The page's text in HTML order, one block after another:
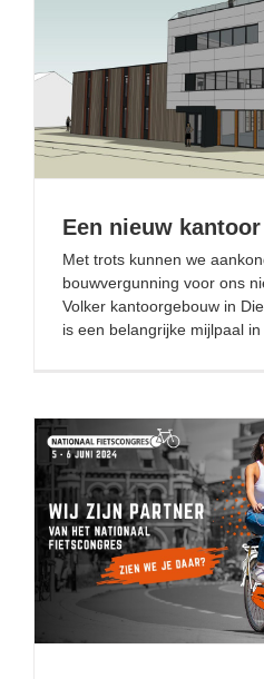
Een nieuw
Een nieuw
Met trots kunnen we
bouwvergunning voor ons
Volker kantoorgebouw in
is een belangrijke mijlpaal
Nationaal